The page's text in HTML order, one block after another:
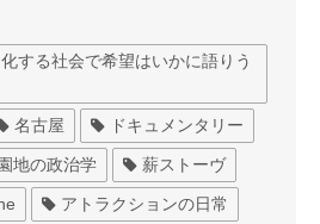
する社会で希望はいかに語りう
名古屋 ドキュメンタリー
地の政治学 薪ストーヴ
アトラクションの日常